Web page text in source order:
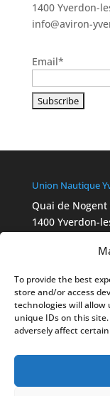
To provide the best
store and/or access
technologies will allow
unique IDs on this
adversely affect
1400 Yverdon-
info@aviron-
Email*
Union Nautique
Quai de Nogent
1400 Yverdon-
Chartes Swiss
Ethik-Statut
Legal
Cookies
Politique de